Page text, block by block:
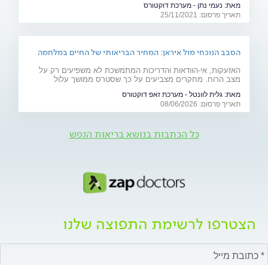
מרצה באוניברסיטת בר אילן ומחבר הספר "גברים מדברים
אלימות", מסביר את הגורמים לה
מאת: נעמי נתן - מערכת דוקטורס
תאריך פרסום: 25/11/2021
הסבב הנוכחי מול איראן: המחיר הבריאותי של החיים במלחמה
האזעקות, אי-הוודאות והדריכות המתמשכת לא משפיעים רק על
מצב הרוח. מחקרים מצביעים על כך שסטרס ממושך עלול
מהלב ועד העור, אילו תופעות בריאותיות עלולות להתגבר בתקופות
של מתיחות ביטחונית ומה ניתן לעשות כדי לשמור על הבריאות
שלנו?
מאת: גלית לוונטל - מערכת זאפ דוקטורס
תאריך פרסום: 08/06/2026
כל הכתבות בנושא בריאות הנפש
הצטרפו לרשימת התפוצה שלנו